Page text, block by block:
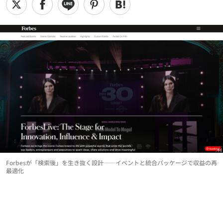
Forbesが「検索後」を生き抜く設計——イベントと統合パッケージで収益の再
最適化